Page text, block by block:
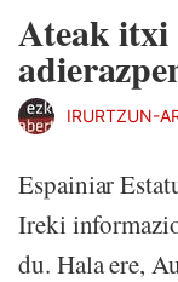
Ateak
IRURTZUN-
Espainiar
Ireki
du. Hala ere,